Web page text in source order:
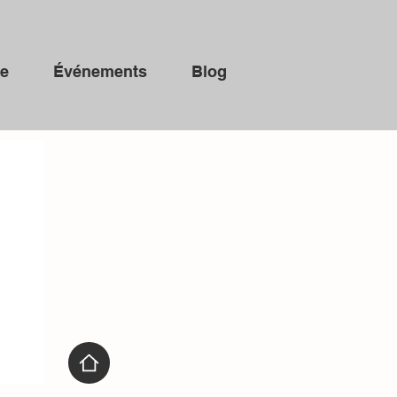
Événements Blog